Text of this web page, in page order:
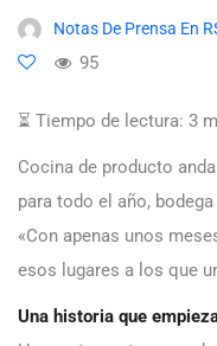
Notas De Prensa En
95
⏳ Tiempo de lectura: 3
Cocina de producto
para todo el año,
«Con apenas unos
esos lugares a los que
Una historia que